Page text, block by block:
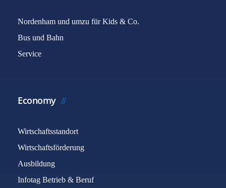
Nordenham und umzu für Kids & Co.
Bus und Bahn
Service
Economy
Wirtschaftsstandort
Wirtschaftsförderung
Ausbildung
Infotag Betrieb & Beruf